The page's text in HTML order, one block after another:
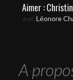
Aimer :
avec Léonore
A